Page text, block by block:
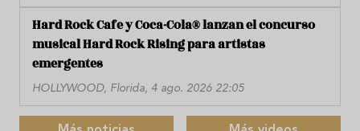
Hard Rock Cafe y Coca-Cola® lanzan el concurso
musical Hard Rock Rising para artistas
emergentes
HOLLYWOOD, Florida, 4 ago. 2026 22:05